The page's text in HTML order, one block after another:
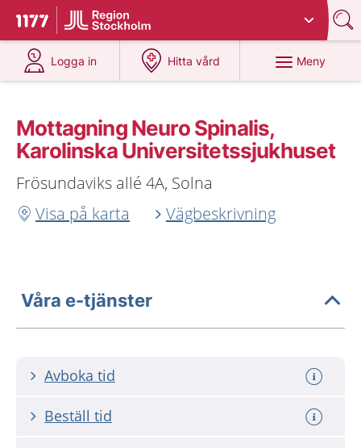
Till startsidan för 1177
Du har valt region
Logga in
på 1177.se
Hitta vård
på 1177.se
Meny
Mottagning Neuro Spinalis,
Karolinska Universitetssjukhuset
Frösundaviks allé 4A, Solna
Visa på karta
Vägbeskrivning
Våra e-tjänster
Avboka tid
Beställ tid